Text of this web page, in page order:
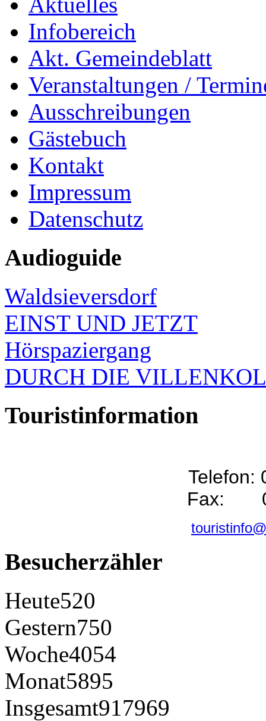
Infobereich
Akt. Gemeindeblatt
Veranstaltungen /
Ausschreibungen
Gästebuch
Kontakt
Impressum
Datenschutz
Audioguide
Waldsieversdorf
EINST UND JETZT
Hörspaziergang
DURCH DIE
Touristinformation
Telefon:
Fax:
Besucherzähler
Heute520
Gestern750
Woche4054
Monat5895
Insgesamt917969